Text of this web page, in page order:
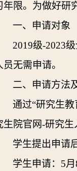
年限。为做好研
一、申请对象
2019级-2023
员无需申请。
二、申请方法
通过“研究生
生院官网-研究生
学生提出申请
学生申请： 5月